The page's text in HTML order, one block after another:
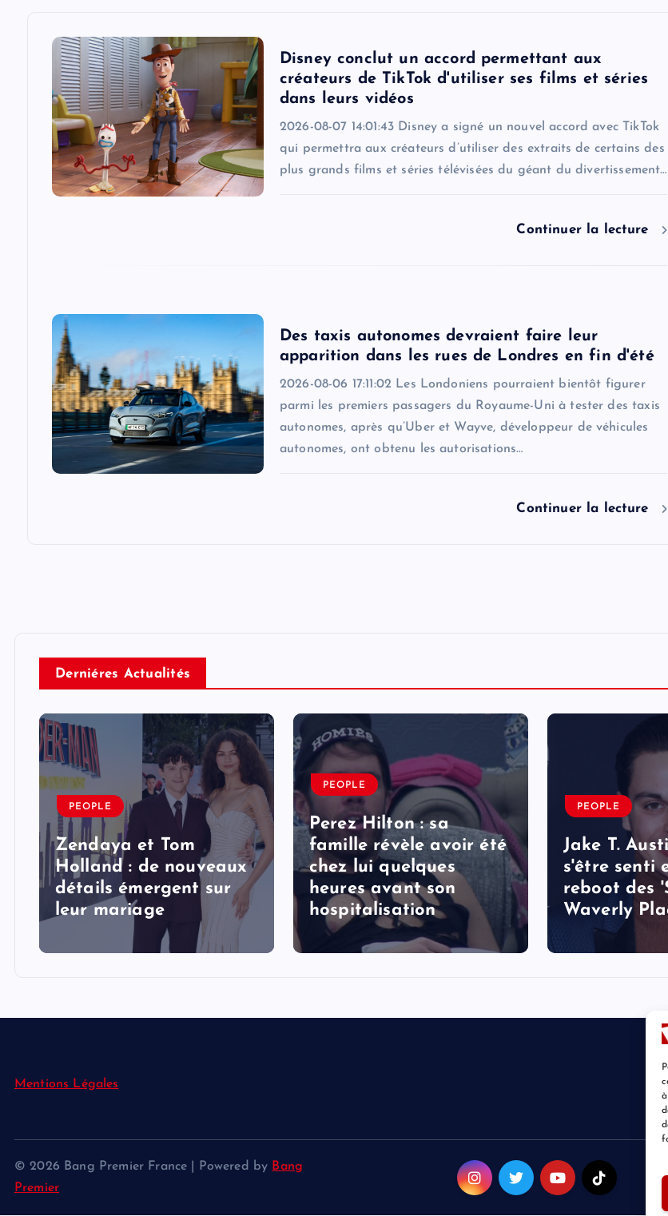
Disney conclut un accord permettant aux
créateurs de TikTok d'utiliser ses films et séries
dans leurs vidéos
2026-08-07 14:01:43 Disney a signé un nouvel accord avec TikTok
qui permettra aux créateurs d’utiliser des extraits de certains des
plus grands films et séries télévisées du géant du divertissement…
Continuer la lecture
Des taxis autonomes devraient faire leur
apparition dans les rues de Londres en fin d'été
2026-08-06 17:11:02 Les Londoniens pourraient bientôt figurer
parmi les premiers passagers du Royaume-Uni à tester des taxis
autonomes, après qu’Uber et Wayve, développeur de véhicules
autonomes, ont obtenu les autorisations…
Continuer la lecture
Derniéres Actualités
PEOPLE
Zendaya et Tom
Holland : de nouveaux
détails émergent sur
leur mariage
PEOPLE
Perez Hilton : sa
famille révèle avoir été
chez lui quelques
heures avant son
hospitalisation
PEOPLE
Jake T.
s'être senti
reboot des
Waverly
Mentions Légales
© 2026 Bang Premier France | Powered by Bang
Premier